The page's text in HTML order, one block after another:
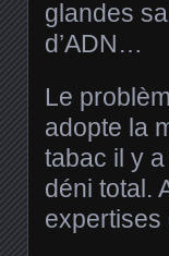
glandes
d’ADN…
Le
adopte la
tabac il y
déni total.